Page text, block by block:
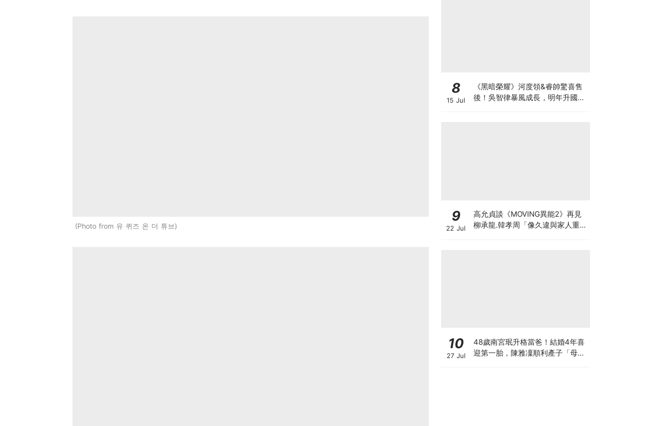
Photo from 유 퀴즈 온 더 튜브
8
15 Jul
《黑暗榮耀》河度領&睿帥驚喜售
後！吳智律暴風成長，明年升國中
9
22 Jul
高允貞談《MOVING異能2》再見
柳承龍.韓孝周「像久違與家人重
10
27 Jul
48歲南宮珉升格當爸！結婚4年喜
迎第一胎，陳雅凜順利產子「母子